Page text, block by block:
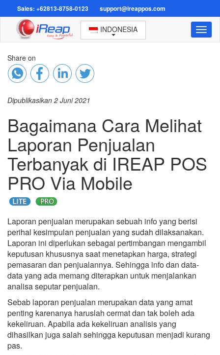
Sales: +62813-8758-0123 support@ireappos.com
INDONESIA
Share on
Dipublikasikan 2 Juni 2021
Bagaimana Cara Melihat
Laporan Penjualan
Terbanyak di IREAP POS
PRO Via Mobile
Laporan penjualan merupakan sebuah info yang berisi
perihal kesimpulan penjualan yang sudah dilaksanakan.
Laporan ini diperlukan sebagai pertimbangan mengambil
keputusan khususnya saat menetapkan harga, strategi
pemasaran dan penjualannya. Sehingga info dan data-
data yang ada memang diterapkan untuk menjalankan
analisa seputar penjualan.
Sebab laporan penjualan merupakan data yang amat
penting karenanya haruslah cermat dan tak boleh ada
kekeliruan. Apabila ada kekeliruan analisis yang
dihasilkan juga salah sehingga keputusan menjadi kurang
pas.